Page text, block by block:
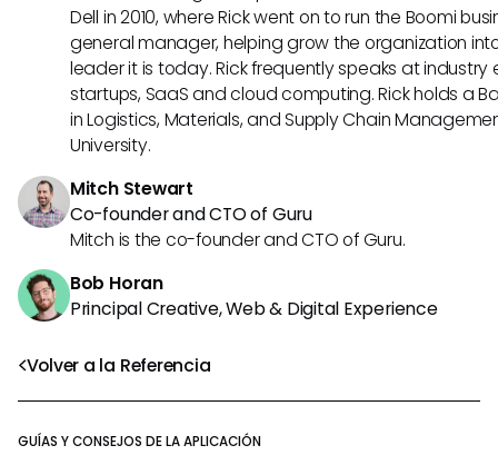
Volver a la Referencia
GUÍAS Y CONSEJOS DE LA APLICACIÓN
Dell in 2010, where Rick went on to run the Boomi
general manager, helping grow the organization
leader it is today. Rick frequently speaks at
startups, SaaS and cloud computing. Rick holds a
in Logistics, Materials, and Supply Chain
University.
Mitch Stewart
Co-founder and CTO of Guru
Mitch is the co-founder and CTO of Guru.
Bob Horan
Principal Creative, Web & Digital Experience